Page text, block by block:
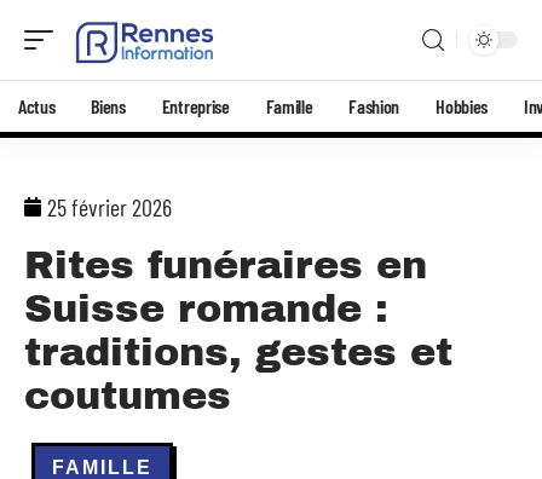
Actus Biens Entreprise Famille Fashion Hobbies
25 février 2026
Rites funéraires en
Suisse romande :
traditions, gestes et
coutumes
FAMILLE